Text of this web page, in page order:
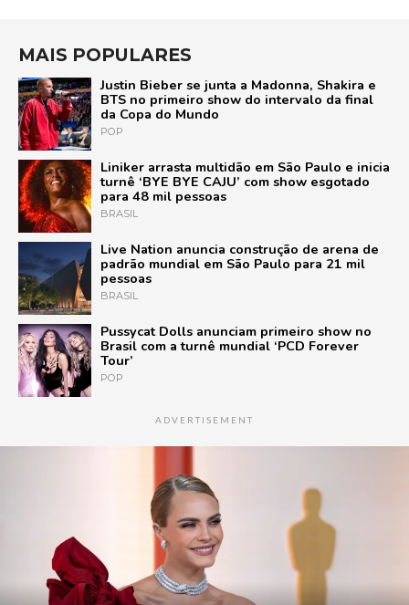
MAIS POPULARES
Justin Bieber se junta a Madonna, Shakira e
BTS no primeiro show do intervalo da final
da Copa do Mundo
POP
Liniker arrasta multidão em São Paulo e inicia
turnê ‘BYE BYE CAJU’ com show esgotado
para 48 mil pessoas
BRASIL
Live Nation anuncia construção de arena de
padrão mundial em São Paulo para 21 mil
pessoas
BRASIL
Pussycat Dolls anunciam primeiro show no
Brasil com a turnê mundial ‘PCD Forever
Tour’
POP
ADVERTISEMENT